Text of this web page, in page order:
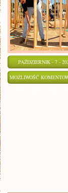
PAŹDZIERNIK - 7 -
MOŻLIWOŚĆ